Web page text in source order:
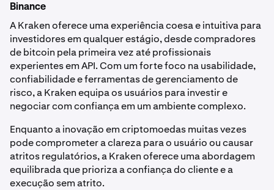
Binance
A Kraken oferece uma experiência coesa e intuitiva para
investidores em qualquer estágio, desde compradores
de bitcoin pela primeira vez até profissionais
experientes em API. Com um forte foco na usabilidade,
confiabilidade e ferramentas de gerenciamento de
risco, a Kraken equipa os usuários para investir e
negociar com confiança em um ambiente complexo.
Enquanto a inovação em criptomoedas muitas vezes
pode comprometer a clareza para o usuário ou causar
atritos regulatórios, a Kraken oferece uma abordagem
equilibrada que prioriza a confiança do cliente e a
execução sem atrito.